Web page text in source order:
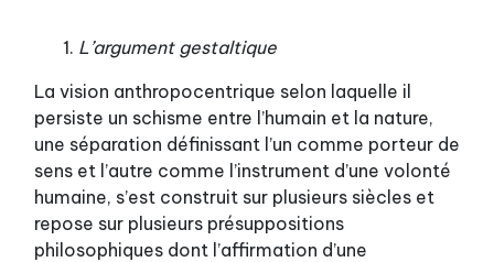
L’argument gestaltique
La vision anthropocentrique selon laquelle il
persiste un schisme entre l’humain et la nature,
une séparation définissant l’un comme porteur de
sens et l’autre comme l’instrument d’une volonté
humaine, s’est construit sur plusieurs siècles et
repose sur plusieurs présuppositions
philosophiques dont l’affirmation d’une